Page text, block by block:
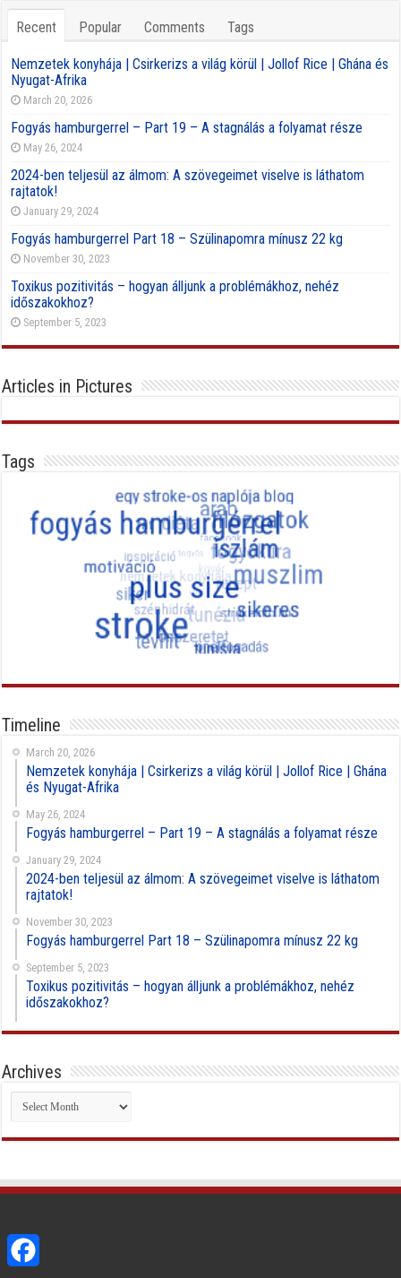
Recent Popular Comments Tags
Nemzetek konyhája | Csirkerizs a világ körül | Jollof Rice | Ghána és
Nyugat-Afrika
March 20, 2026
Fogyás hamburgerrel – Part 19 – A stagnálás a folyamat része
May 26, 2024
2024-ben teljesül az álmom: A szövegeimet viselve is láthatom
rajtatok!
January 29, 2024
Fogyás hamburgerrel Part 18 – Szülinapomra mínusz 22 kg
November 30, 2023
Toxikus pozitivitás – hogyan álljunk a problémákhoz, nehéz
időszakokhoz?
September 5, 2023
Articles in Pictures
Tags
Timeline
March 20, 2026
Nemzetek konyhája | Csirkerizs a világ körül | Jollof Rice | Ghána
és Nyugat-Afrika
May 26, 2024
Fogyás hamburgerrel – Part 19 – A stagnálás a folyamat része
January 29, 2024
2024-ben teljesül az álmom: A szövegeimet viselve is láthatom
rajtatok!
November 30, 2023
Fogyás hamburgerrel Part 18 – Szülinapomra mínusz 22 kg
September 5, 2023
Toxikus pozitivitás – hogyan álljunk a problémákhoz, nehéz
időszakokhoz?
Archives
Archives